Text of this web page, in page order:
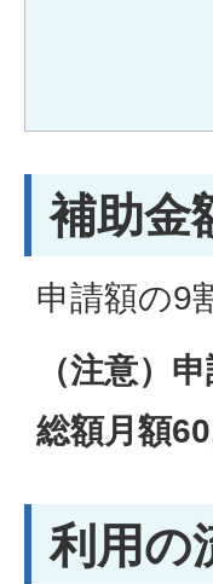
補助金
申請額の9
（注意）
総額月額
利用の